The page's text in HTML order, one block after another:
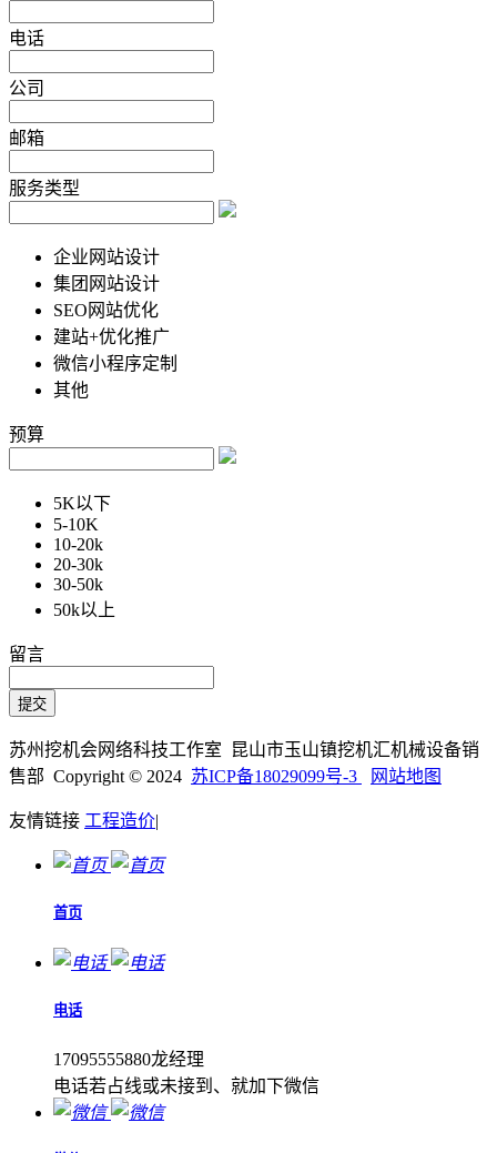
电话
公司
邮箱
服务类型
企业网站设计
集团网站设计
SEO网站优化
建站+优化推广
微信小程序定制
其他
预算
5K以下
5-10K
10-20k
20-30k
30-50k
50k以上
留言
苏州挖机会网络科技工作室 昆山市玉山镇挖机汇机械设备销
售部 Copyright © 2024 苏ICP备18029099号-3 网站地图
友情链接 工程造价|
首页
电话
17095555880龙经理
电话若占线或未接到、就加下微信